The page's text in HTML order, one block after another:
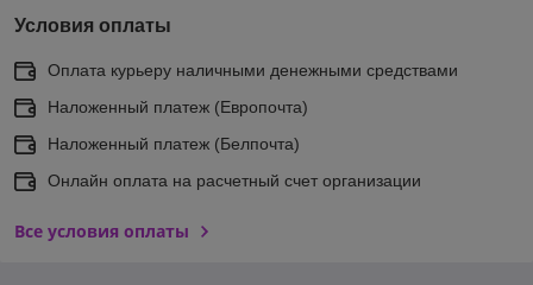
Условия оплаты
Оплата курьеру наличными денежными средствами
Наложенный платеж (Европочта)
Наложенный платеж (Белпочта)
Онлайн оплата на расчетный счет организации
Все условия оплаты